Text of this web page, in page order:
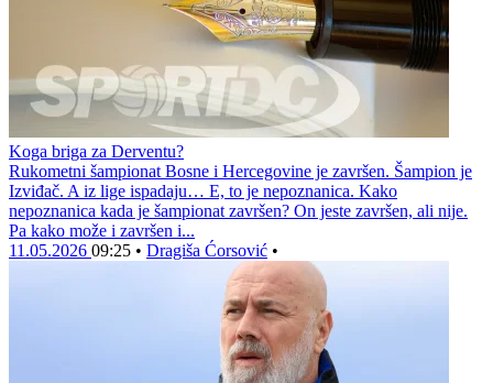
Koga briga za Derventu?
Rukometni šampionat Bosne i Hercegovine je završen. Šampion je
Izviđač. A iz lige ispadaju… E, to je nepoznanica. Kako
nepoznanica kada je šampionat završen? On jeste završen, ali nije.
Pa kako može i završen i...
11.05.2026 09:25 • Dragiša Ćorsović •